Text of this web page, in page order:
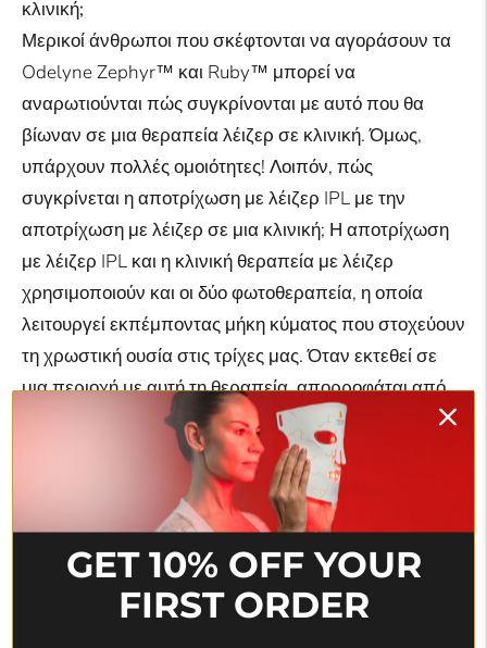
κλινική;
Μερικοί άνθρωποι που σκέφτονται να αγοράσουν τα
Odelyne Zephyr™ και Ruby™ μπορεί να
αναρωτιούνται πώς συγκρίνονται με αυτό που θα
βίωναν σε μια θεραπεία λέιζερ σε κλινική. Όμως,
υπάρχουν πολλές ομοιότητες! Λοιπόν, πώς
συγκρίνεται η αποτρίχωση με λέιζερ IPL με την
αποτρίχωση με λέιζερ σε μια κλινική; Η αποτρίχωση
με λέιζερ IPL και η κλινική θεραπεία με λέιζερ
χρησιμοποιούν και οι δύο φωτοθεραπεία, η οποία
λειτουργεί εκπέμποντας μήκη κύματος που στοχεύουν
τη χρωστική ουσία στις τρίχες μας. Όταν εκτεθεί σε
μια περιοχή με αυτή τη θεραπεία, απορροφάται από
τη χρωστική ουσία και μετατρέπεται σε θερμική
ενέργεια που σκοτώνει τους θύλακες των τριχών
(κύτταρα ανάπτυξης τριχών). Αυτή η διαδικασία κάνει
τις τρίχες να φυτρώνουν πιο αργά και πιο αραιά με
την πάροδο του χρόνου - επειδή οι θύλακες έχουν
υποστεί βλάβη από την επαναλαμβανόμενη έκθεση
στη φωτοθεραπεία.
GET 10% OFF YOUR
FIRST ORDER